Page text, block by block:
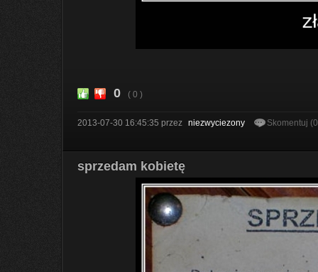
0 ( 0 )
2013-07-30 16:45:35 przez niezwyciezony Skomentuj
sprzedam kobietę